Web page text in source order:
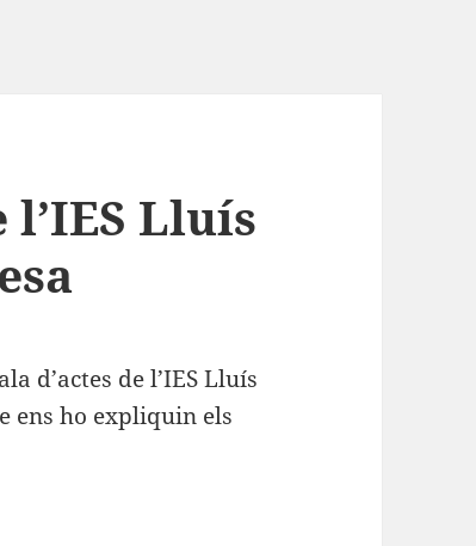
l’IES Lluís
d’actes de l’IES Lluís
ens ho expliquin els